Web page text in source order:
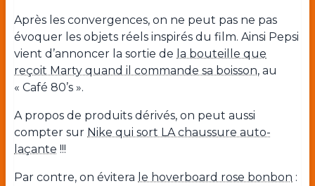
Après les convergences, on ne peut pas ne pas
évoquer les objets réels inspirés du film. Ainsi Pepsi
vient d’annoncer la sortie de la bouteille que
reçoit Marty quand il commande sa boisson, au
« Café 80’s ».
A propos de produits dérivés, on peut aussi
compter sur Nike qui sort LA chaussure auto-
laçante !!!
Par contre, on évitera le hoverboard rose bonbon :